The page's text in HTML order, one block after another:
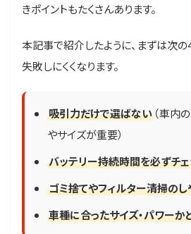
きポイントもたくさんあります。
本記事で紹介したように、まずは次
失敗しにくくなります。
吸引力だけで選ばない （車内
やサイズが重要）
バッテリー持続時間を必ずチェ
ゴミ捨てやフィルター清掃のし
車種に合ったサイズ・パワーか